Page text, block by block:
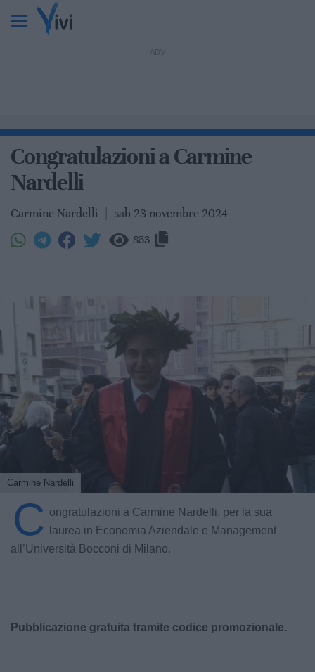
Congratulazioni a Carmine
Nardelli
Carmine Nardelli sab 23 novembre 2024
853
Carmine Nardelli
C ongratulazioni a Carmine Nardelli, per la sua
laurea in Economia Aziendale e Management
all’Università Bocconi di Milano.
Pubblicazione gratuita tramite codice promozionale.